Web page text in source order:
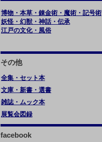
博物・本草・錬金術・魔術・記号術
妖怪・幻獣・神話・伝承
江戸の文化・風俗
その他
全集・セット本
文庫・新書・選書
雑誌・ムック本
展覧会図録
facebook